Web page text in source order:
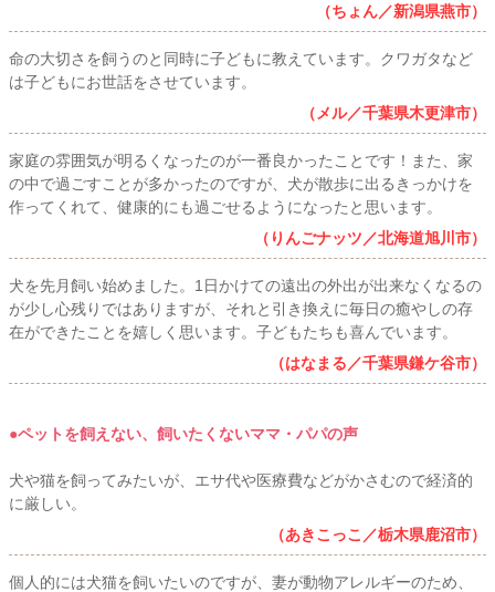
（ちょん／新潟県燕市）
命の大切さを飼うのと同時に子どもに教えています。クワガタなど
は子どもにお世話をさせています。
（メル／千葉県木更津市）
家庭の雰囲気が明るくなったのが一番良かったことです！また、家
の中で過ごすことが多かったのですが、犬が散歩に出るきっかけを
作ってくれて、健康的にも過ごせるようになったと思います。
（りんごナッツ／北海道旭川市）
犬を先月飼い始めました。1日かけての遠出の外出が出来なくなるの
が少し心残りではありますが、それと引き換えに毎日の癒やしの存
在ができたことを嬉しく思います。子どもたちも喜んでいます。
（はなまる／千葉県鎌ケ谷市）
●ペットを飼えない、飼いたくないママ・パパの声
犬や猫を飼ってみたいが、エサ代や医療費などがかさむので経済的
に厳しい。
（あきこっこ／栃木県鹿沼市）
個人的には犬猫を飼いたいのですが、妻が動物アレルギーのため、